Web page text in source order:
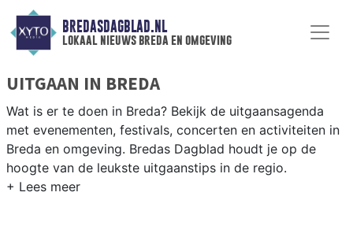
BREDASDAGBLAD.NL
lokaal nieuws breda en omgeving
UITGAAN IN BREDA
Wat is er te doen in Breda? Bekijk de uitgaansagenda
met evenementen, festivals, concerten en activiteiten in
Breda en omgeving. Bredas Dagblad houdt je op de
hoogte van de leukste uitgaanstips in de regio.